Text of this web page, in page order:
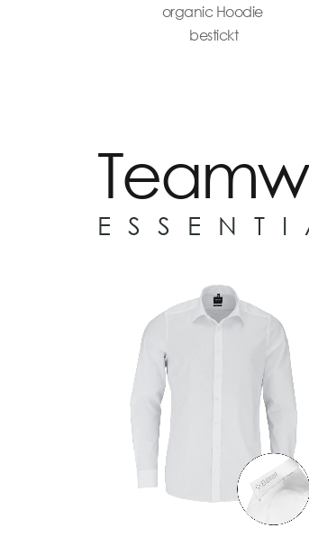
organic Hoodie
bestickt